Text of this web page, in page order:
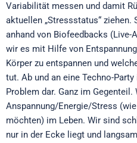
Variabilität messen und damit
aktuellen „Stressstatus“
anhand von Biofeedbacks (Live-
wir es mit Hilfe von
Körper zu entspannen und
tut. Ab und an eine Techno-
Problem dar. Ganz im Gegenteil.
Anspannung/Energie/Stress
möchten) im Leben. Wir sind
nur in der Ecke liegt und